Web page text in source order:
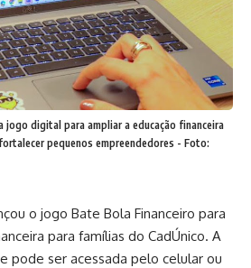
jogo digital para ampliar a educação financeira
pequenos empreendedores - Foto:
o jogo Bate Bola Financeiro para
para famílias do CadÚnico. A
pode ser acessada pelo celular ou